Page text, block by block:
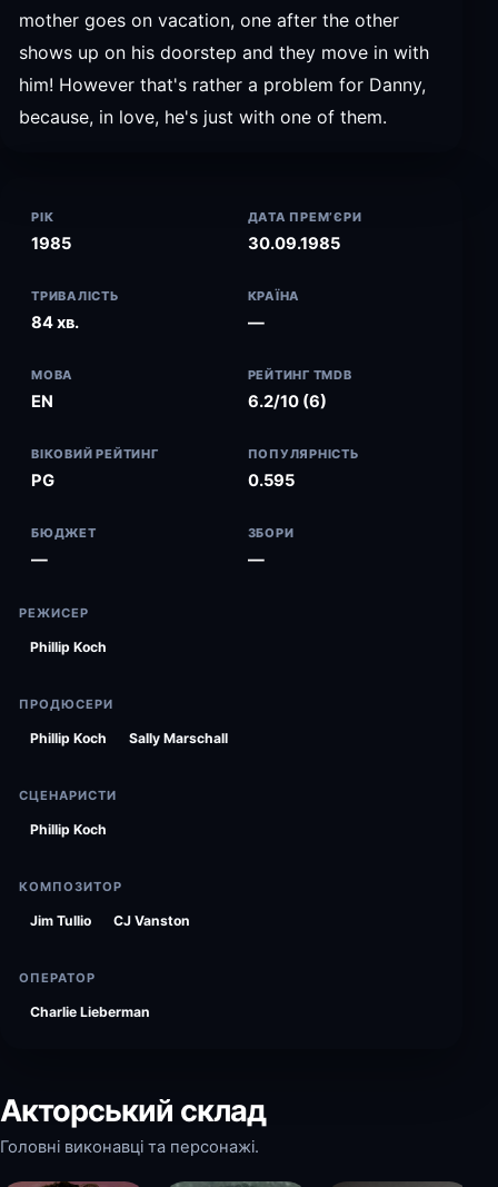
mother goes on vacation, one after the other
shows up on his doorstep and they move in with
him! However that's rather a problem for Danny,
because, in love, he's just with one of them.
РІК
1985
ДАТА ПРЕМ’ЄРИ
30.09.1985
ТРИВАЛІСТЬ
84 хв.
КРАЇНА
—
МОВА
EN
РЕЙТИНГ TMDB
6.2/10 (6)
ВІКОВИЙ РЕЙТИНГ
PG
ПОПУЛЯРНІСТЬ
0.595
БЮДЖЕТ
—
ЗБОРИ
—
РЕЖИСЕР
Phillip Koch
ПРОДЮСЕРИ
Phillip Koch Sally Marschall
СЦЕНАРИСТИ
Phillip Koch
КОМПОЗИТОР
Jim Tullio CJ Vanston
ОПЕРАТОР
Charlie Lieberman
Акторський склад
Головні виконавці та персонажі.